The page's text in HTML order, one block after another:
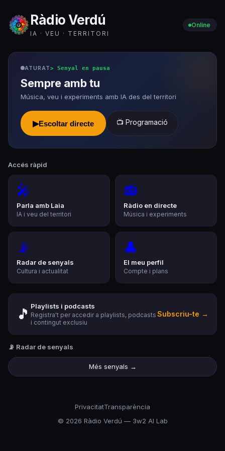
Ràdio Verdú
IA · VEU · TERRITORI
Online
ATURAT> Senyal en pausa
Sempre amb tu
Música, veu i experiments amb IA des del territori
▶Escoltar directe 📺 Programació
Accés ràpid
🎤
Parla amb Laia
IA i veu del territori
📻
Ràdio en directe
Música i experiments
📡
Radar de senyals
Cultura i actualitat
👤
El meu perfil
Compte i plans
🎵 Playlists i podcasts
Registra't per accedir a playlists, podcasts
i contingut exclusiu
Subscriu-te →
📡 Radar de senyals
Més senyals →
PrivacitatTransparència
© 2026 Ràdio Verdú — 3w2 AI Lab